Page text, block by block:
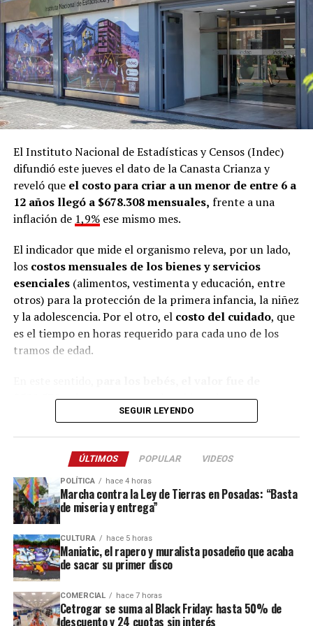
El Instituto Nacional de Estadísticas y Censos (Indec)
difundió este jueves el dato de la Canasta Crianza y
reveló que el costo para criar a un menor de entre 6 a
12 años llegó a $678.308 mensuales, frente a una
inflación de 1,9%ese mismo mes.
El indicador que mide el organismo releva, por un lado,
loscostos mensuales de los bienes y servicios
esenciales(alimentos, vestimenta y educación, entre
otros) para la protección de la primera infancia, la niñez
y la adolescencia. Por el otro, el costo del cuidado, que
es el tiempo en horas requerido para cada uno de los
tramos de edad.
$529.539, mientras que para los chicos deentre uno y
tres años fue de $630.926. En tanto, para el rango
totalizó $539.612.
Ese mismo mes, el costo mensual de bienes y servicios
fue el siguiente para cada grupo etario:menores de un
año: $173.468, deuno a tres años: $223.988
a cinco años: $285.275
Por su parte, el costo de cuidado para cara rango fue:
menores de un año: $356.071
$406.938, de cuatro a cinco años: $254.337 y de seis a 12
años: $324.423.
SEGUIR LEYENDO
ÚLTIMOS POPULAR VIDEOS
POLÍTICA hace 4 horas
Marcha contra la Ley de Tierras en Posadas: “Basta
de miseria y entrega”
CULTURA hace 5 horas
Maniatic, el rapero y muralista posadeño que acaba
de sacar su primer disco
COMERCIAL hace 7 horas
Cetrogar se suma al Black Friday: hasta 50% de
descuento y 24 cuotas sin interés